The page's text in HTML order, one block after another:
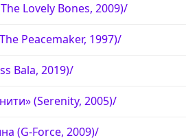
Lovely Bones, 2009)/
Peacemaker, 1997)/
Bala, 2019)/
(Serenity, 2005)/
(G-Force, 2009)/